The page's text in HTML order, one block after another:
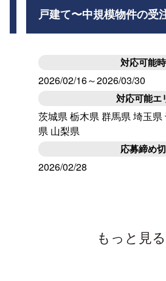
戸建て〜中規模物件の受注
対応可能時期
2026/02/16～2026/03/30
対応可能エリ
茨城県 栃木県 群馬県 埼玉県
県 山梨県
応募締め切り
2026/02/28
もっと見る